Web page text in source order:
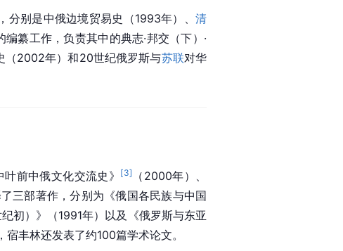
分别是中俄边境贸易史（1993年）、清
编纂工作，负责其中的典志·邦交（下）·
（2002年）和20世纪俄罗斯与苏联对华
前中俄文化交流史》 [3]
（2000年）、
三部著作，分别为《俄国各民族与中国
初）》（1991年）以及《俄罗斯与东亚
丰林还发表了约100篇学术论文。